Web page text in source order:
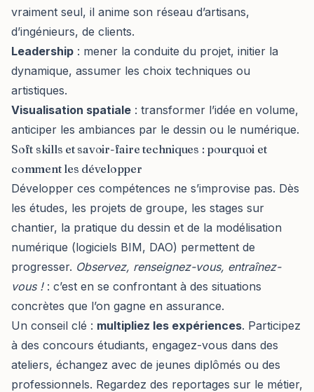
vraiment seul, il anime son réseau d’artisans,
d’ingénieurs, de clients.
Leadership : mener la conduite du projet, initier la
dynamique, assumer les choix techniques ou
artistiques.
Visualisation spatiale : transformer l’idée en volume,
anticiper les ambiances par le dessin ou le numérique.
Soft skills et savoir-faire techniques : pourquoi et
comment les développer
Développer ces compétences ne s’improvise pas. Dès
les études, les projets de groupe, les stages sur
chantier, la pratique du dessin et de la modélisation
numérique (logiciels BIM, DAO) permettent de
progresser. Observez, renseignez-vous, entraînez-
vous !: c’est en se confrontant à des situations
concrètes que l’on gagne en assurance.
Un conseil clé : multipliez les expériences. Participez
à des concours étudiants, engagez-vous dans des
ateliers, échangez avec de jeunes diplômés ou des
professionnels. Regardez des reportages sur le métier,